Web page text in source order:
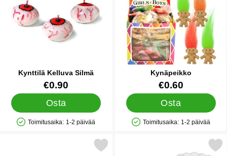
Kynttilä Kelluva Silmä
Tuote.nro 16228
€0.90
Osta
Saatavuus: Varastossa
Toimitusaika: 1-2 päivää
Kynäpeikko
Tuote.nro 12965
€0.60
Osta
Saatavuus: Varastossa
Toimitusaika: 1-2 päivää
Merkitse meikkisieni suosikiksiMerkitse valkoiset